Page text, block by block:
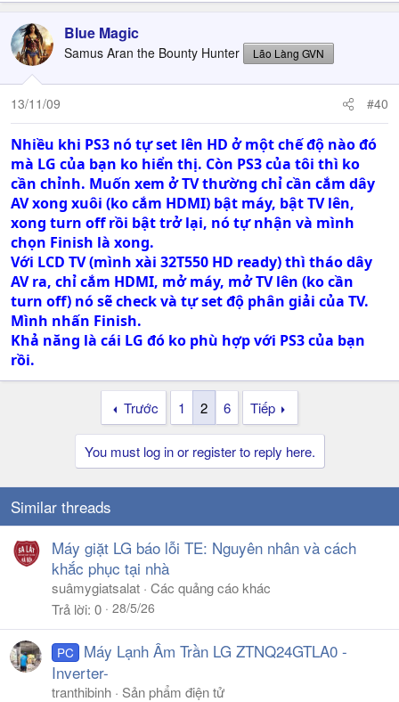
vô lý,vì trước đó mình vẫn chơi được bt mà và mình đã
thay sợi dây xịn khác,điều lạ là tại sao tivi thằng bạn
mình vẫn k kết nối được?(nó cũng xài LG)kg lẽ ps3 có 1
lỗi chơi 1 thời gian là sẽ kg kết nối hdmi được nữa?mình
nghe nói là phải lấy dây av vào chỉnh lại này nọ,vậy thì
chỉnh ở đâu?mình vào chỗ hdmi chỉnh thì nó đen thui
màn hình sau đó lại trở về ps3...thật sự rất mệt!mình
nghe nói ps3 rất bền,nhưng mới mua chưa được 4 tháng
thì lại bị vậy.anh em giúp mình :),mình đang rất băng
khoăng k biết làm sao
_xin mod đừng khóa bài lại với lý do vào bên kỹ thuật
hỏi,thú thật hỏi 2 tuần này kg thấy 1 giải pháp tốt,mình
nghĩ đây có lẻ là 1 lỗi của ps3,nên xin lập topic để anh
em giúp nhau,mình đã gửi thư xin mod mở bải viết cũ
của mình nhưng vẫn k thấy hồi âm,nên mình xin phép
mạo mụi lập 1 topic:)khi giải quyết xong mod muốn
khóa muốn ban acc mình cũng được :(.....thanks
Blue Magic
Samus Aran the Bounty Hunter Lão Làng GVN
13/11/09 #40
Nhiều khi PS3 nó tự set lên HD ở một chế độ nào đó
mà LG của bạn ko hiển thị. Còn PS3 của tôi thì ko
cần chỉnh. Muốn xem ở TV thường chỉ cần cắm dây
AV xong xuôi (ko cắm HDMI) bật máy, bật TV lên,
xong turn off rồi bật trở lại, nó tự nhận và mình
chọn Finish là xong.
Với LCD TV (mình xài 32T550 HD ready) thì tháo dây
AV ra, chỉ cắm HDMI, mở máy, mở TV lên (ko cần
turn off) nó sẽ check và tự set độ phân giải của TV.
Mình nhấn Finish.
Khả năng là cái LG đó ko phù hợp với PS3 của bạn
rồi.
Trước 1 2 6 Tiếp
You must log in or register to reply here.
Similar threads
Máy giặt LG báo lỗi TE: Nguyên nhân và cách
khắc phục tại nhà
suâmygiatsalat Các quảng cáo khác
Trả lời 0 28/5/26
PC
Máy Lạnh Âm Trần LG ZTNQ24GTLA0 -
Inverter-
tranthibinh
Sản phẩm điện tử